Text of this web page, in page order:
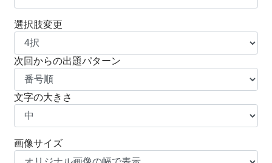
選択肢変更
次回からの出題パターン
文字の大きさ
画像サイズ